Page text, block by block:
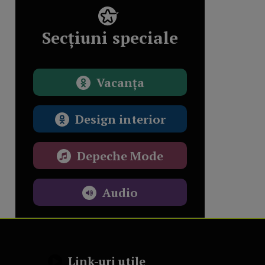
Secțiuni speciale
Vacanța
Design interior
Depeche Mode
Audio
Link-uri utile